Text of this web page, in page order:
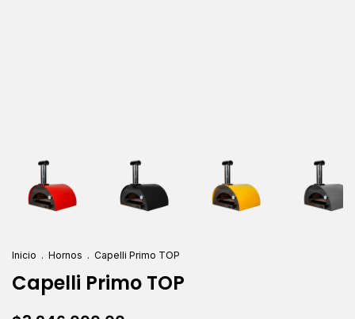
Inicio . Hornos . Capelli Primo TOP
Capelli Primo TOP